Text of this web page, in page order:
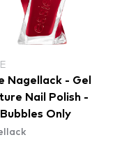
Nagellack - Gel
Nail Polish -
Only